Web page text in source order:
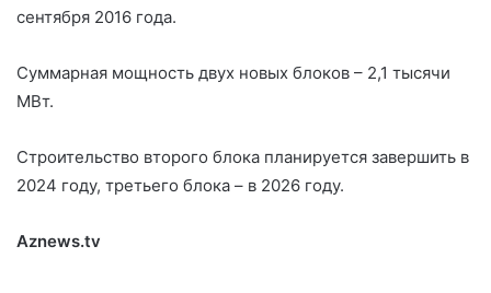
сентября 2016 года.
Суммарная мощность двух новых блоков – 2,1 тысячи
МВт.
Строительство второго блока планируется завершить в
2024 году, третьего блока – в 2026 году.
Aznews.tv